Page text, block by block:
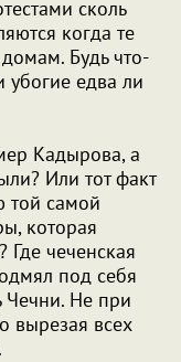
сколь
когда те
Будь что-
едва ли
Кадырова, а
Или тот факт
той самой
которая
Где чеченская
под себя
Чечни. Не при
вырезая всех